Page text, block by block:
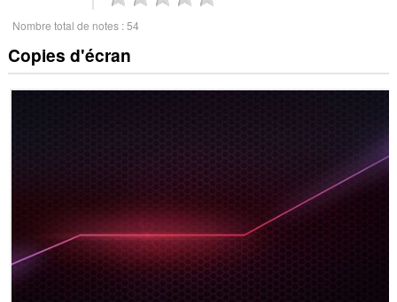
Nombre total de notes :54
Copies d'écran